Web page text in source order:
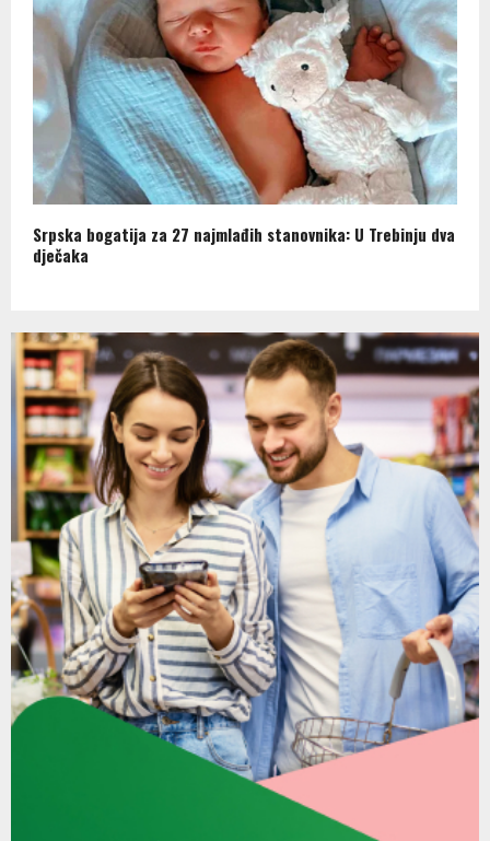
Srpska bogatija za 27 najmlađih stanovnika: U Trebinju dva
dječaka